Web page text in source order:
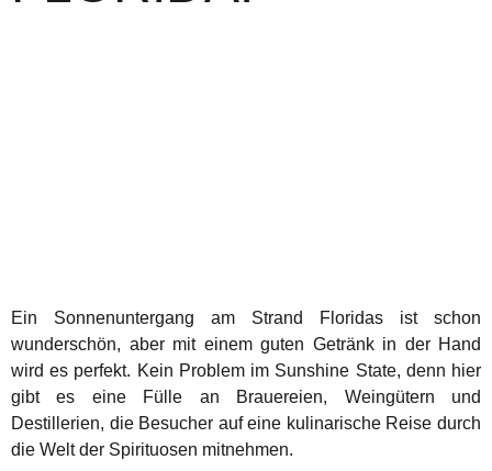
Ein Sonnenuntergang am Strand Floridas ist schon
wunderschön, aber mit einem guten Getränk in der Hand
wird es perfekt. Kein Problem im Sunshine State, denn hier
gibt es eine Fülle an Brauereien, Weingütern und
Destillerien, die Besucher auf eine kulinarische Reise durch
die Welt der Spirituosen mitnehmen.